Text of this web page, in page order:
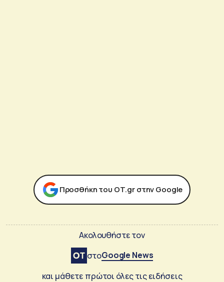
Προσθήκη του ΟΤ.gr στην Google
Ακολουθήστε τον
στοGoogle News
και μάθετε πρώτοι όλες τις ειδήσεις